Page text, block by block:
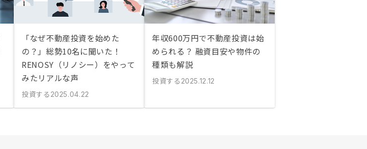
「なぜ不動産投資を始めた
の？」総勢10名に聞いた！
RENOSY（リノシー）をやって
みたリアルな声
投資する 2025.04.22
年収600万円で不動産投資は始
められる？ 融資目安や物件の
種類も解説
投資する 2025.12.12